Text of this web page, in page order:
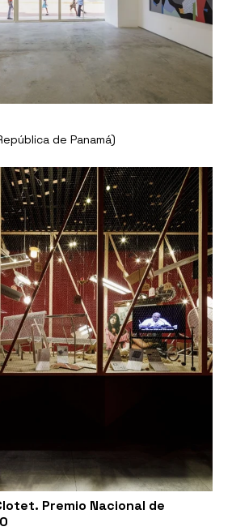
de Panamá)
Premio Nacional de